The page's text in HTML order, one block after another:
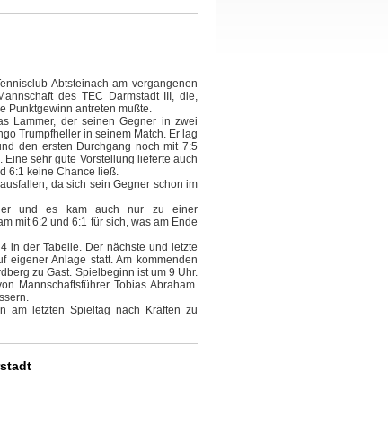
Abtsteinach am vergangenen
des TEC Darmstadt III, die,
Punktgewinn antreten mußte.
Lammer, der seinen Gegner in zwei
Trumpfheller in seinem Match. Er lag
den ersten Durchgang noch mit 7:5
sehr gute Vorstellung lieferte auch
6:1 keine Chance ließ.
da sich sein Gegner schon im
und es kam auch nur zu einer
mit 6:2 und 6:1 für sich, was am Ende
in der Tabelle. Der nächste und letzte
eigener Anlage statt. Am kommenden
zu Gast. Spielbeginn ist um 9 Uhr.
Mannschaftsführer Tobias Abraham.
am letzten Spieltag nach Kräften zu